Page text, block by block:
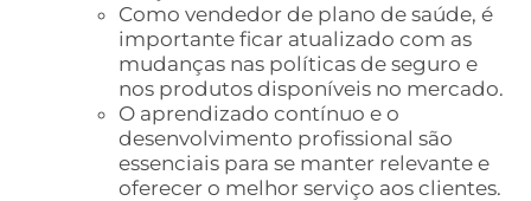
Como vendedor de plano de saúde, é
importante ficar atualizado com as
mudanças nas políticas de seguro e
nos produtos disponíveis no mercado.
O aprendizado contínuo e o
desenvolvimento profissional são
essenciais para se manter relevante e
oferecer o melhor serviço aos clientes.